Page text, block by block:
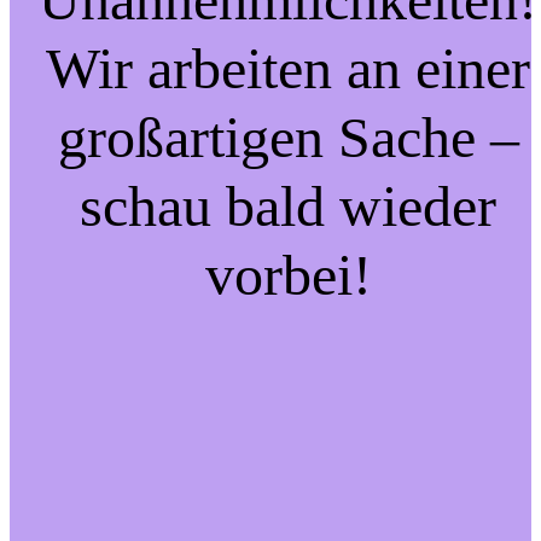
Wir arbeiten an einer
großartigen Sache –
schau bald wieder
vorbei!